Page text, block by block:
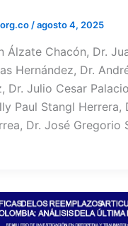
/agosto 4, 2025
Álzate Chacón, Dr.
Hernández, Dr.
Dr. Julio Cesar Palacio
Paul Stangl Herrera,
Dr. José Gregorio